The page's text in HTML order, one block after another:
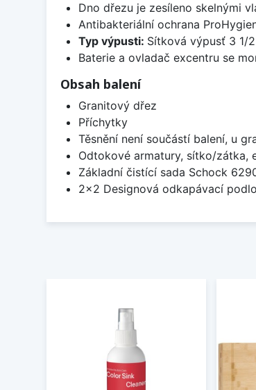
Dno dřezu je zesíleno skelnými
Antibakteriální ochrana
Typ výpusti: Sítková výpusť 3 1/2
Baterie a ovladač excentru se
Obsah balení
Granitový dřez
Příchytky
Těsnění není součástí balení, u
Odtokové armatury, sítko/zátka,
Základní čistící sada Schock
2x2 Designová odkapávací